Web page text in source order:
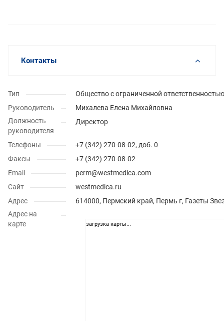
Контакты
Тип
Общество с ограниченной ответственностью
Руководитель
Михалева Елена Михайловна
Должность
руководителя
Директор
Телефоны
+7 (342) 270-08-02, доб. 0
Факсы
+7 (342) 270-08-02
Email
perm@westmedica.com
Сайт
westmedica.ru
Адрес
614000, Пермский край, Пермь г, Газеты
Адрес на
карте
загрузка карты...